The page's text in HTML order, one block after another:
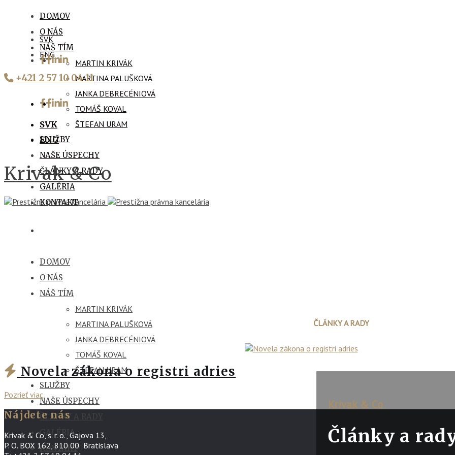
DOMOV
O NÁS
NÁŠ TÍM
MARTIN KRIVÁK
MARTINA PALUŠKOVÁ
JANKA DEBRECÉNIOVÁ
TOMÁŠ KOVAL
ŠTEFAN URAM
SLUŽBY
NAŠE ÚSPECHY
ČLÁNKY A RADY
GALÉRIA
KONTAKT
SVK
ENG
+421 2 57 10 04 11
SVK
ENG
Krivak & Co
DOMOV
O NÁS
NÁŠ TÍM
MARTIN KRIVÁK
MARTINA PALUŠKOVÁ
JANKA DEBRECÉNIOVÁ
TOMÁŠ KOVAL
ŠTEFAN URAM
SLUŽBY
NAŠE ÚSPECHY
ČLÁNKY A RADY
GALÉRIA
KONTAKT
Krivak & Co
Články a
ČLÁNKY A RADY
Novela zákona o registri adries
Pozrieť viac
Nájdete nás
Krivak & Co, s. r. o., Gajova 13,
P. O. BOX 162, 810 00 Bratislava